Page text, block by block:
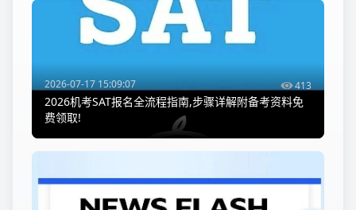
2026-07-17 15:09:07 413
2026机考SAT报名全流程指南,步骤详解附备考资料免
费领取!